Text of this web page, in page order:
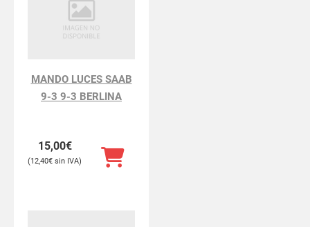
MANDO LUCES SAAB
9-3 9-3 BERLINA
15,00€
12,40€